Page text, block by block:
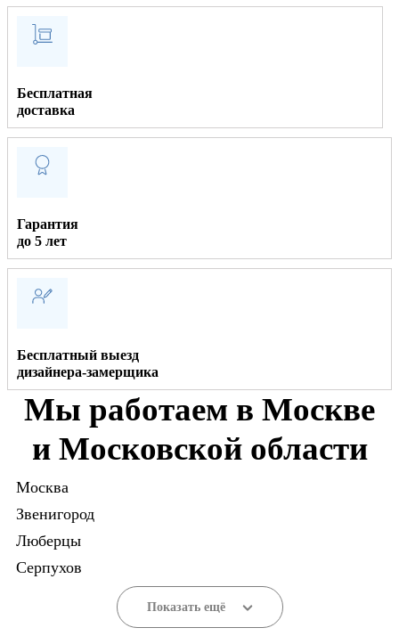
Бесплатная
доставка
Гарантия
до 5 лет
Бесплатный выезд
дизайнера-замерщика
Мы работаем в Москве
и Московской области
Москва
Звенигород
Люберцы
Серпухов
Показать ещё